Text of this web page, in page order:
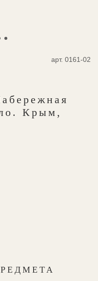
арт. 0161-02
Крым,